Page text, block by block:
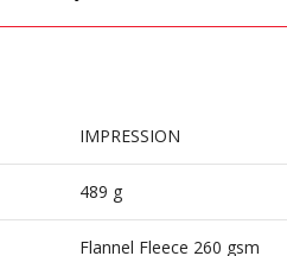
IMPRESSION
489 g
Flannel Fleece 260 gsm